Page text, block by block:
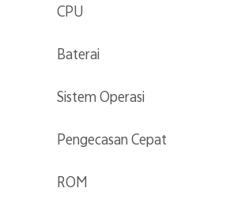
CPU
Baterai
Sistem Operasi
Pengecasan Cepat
ROM